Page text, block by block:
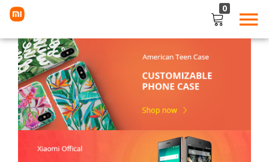
0
Enter your username and password to login.
Remember me Lost password?